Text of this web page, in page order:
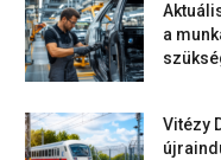
a
Vitézy